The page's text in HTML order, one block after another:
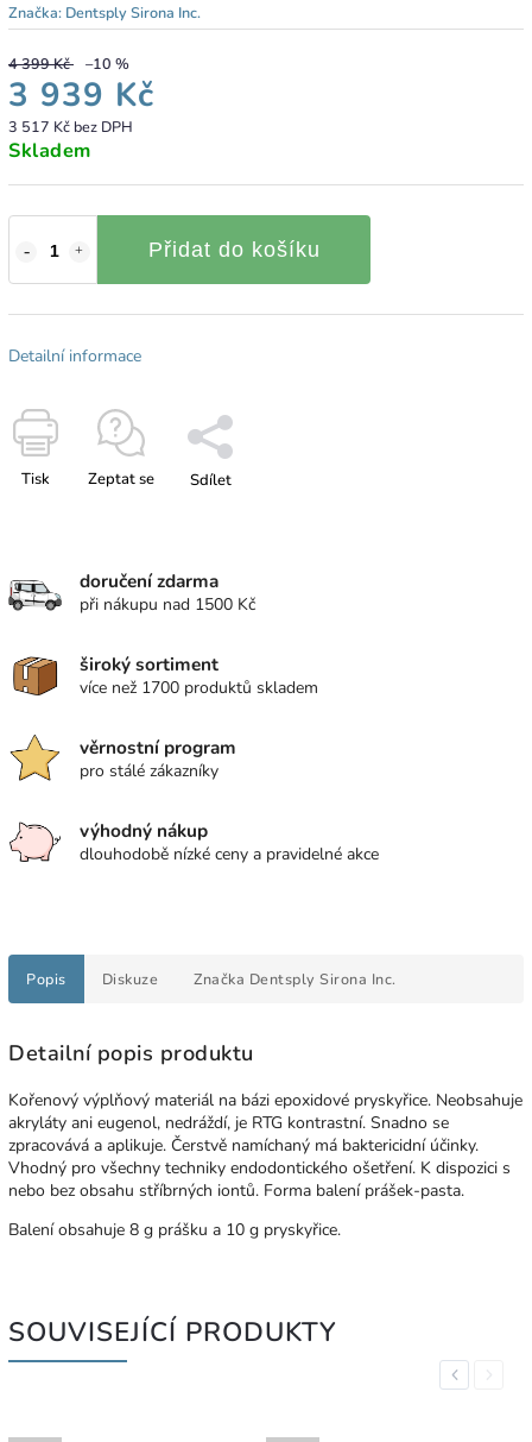
Značka: Dentsply Sirona Inc.
4 399 Kč –10 %
3 939 Kč
3 517 Kč bez DPH
Skladem
Přidat do košíku
Detailní informace
Tisk Zeptat se Sdílet
doručení zdarma
při nákupu nad 1500 Kč
široký sortiment
více než 1700 produktů skladem
věrnostní program
pro stálé zákazníky
výhodný nákup
dlouhodobě nízké ceny a pravidelné akce
Popis Diskuze Značka Dentsply Sirona Inc.
Detailní popis produktu
Kořenový výplňový materiál na bázi epoxidové pryskyřice. Neobsahuje
akryláty ani eugenol, nedráždí, je RTG kontrastní. Snadno se
zpracovává a aplikuje. Čerstvě namíchaný má baktericidní účinky.
Vhodný pro všechny techniky endodontického ošetření. K dispozici s
nebo bez obsahu stříbrných iontů. Forma balení prášek-pasta.
Balení obsahuje 8 g prášku a 10 g pryskyřice.
SOUVISEJÍCÍ PRODUKTY
PreviousNext